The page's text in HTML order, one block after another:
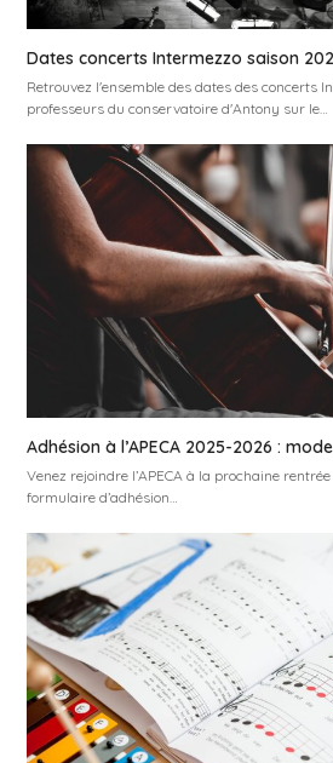
Dates concerts Intermezzo saison
Retrouvez l'ensemble des dates des concerts
professeurs du conservatoire d'Antony sur le…
Adhésion à l’APECA 2025-2026 :
Venez rejoindre l’APECA à la prochaine
formulaire d’adhésion…